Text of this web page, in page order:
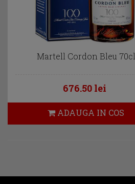
Martell Cordon Bleu 70cl
676.50 lei
ADAUGA IN COS